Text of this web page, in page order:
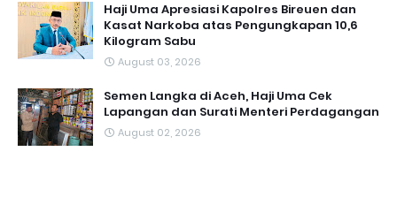
Haji Uma Apresiasi Kapolres Bireuen dan
Kasat Narkoba atas Pengungkapan 10,6
Kilogram Sabu
August 03, 2026
Semen Langka di Aceh, Haji Uma Cek
Lapangan dan Surati Menteri Perdagangan
August 02, 2026